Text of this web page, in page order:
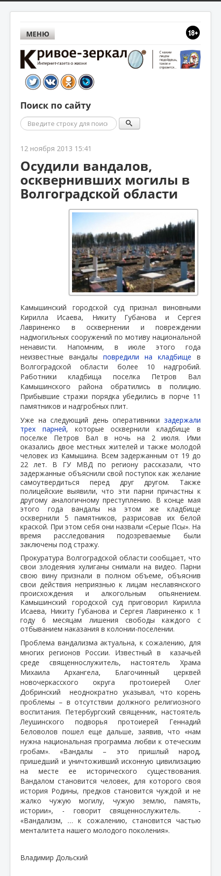
МЕНЮ
Поиск по сайту
Поиск
12 ноября 2013 15:41
Осудили вандалов,
осквернивших могилы в
Волгоградской области
Камышинский городской суд признал виновными
Кирилла Исаева, Никиту Губанова и Сергея
Лавриненко в осквернении и повреждении
надмогильных сооружений по мотиву национальной
ненависти. Напомним, в июле этого года
неизвестные вандалы повредили на кладбище в
Волгоградской области более 10 надгробий.
Работники кладбища поселка Петров Вал
Камышинского района обратились в полицию.
Прибывшие стражи порядка убедились в порче 11
памятников и надгробных плит.
Уже на следующий день оперативники задержали
трех парней, которые осквернили кладбище в
поселке Петров Вал в ночь на 2 июля. Ими
оказались двое местных жителей и также молодой
человек из Камышина. Всем задержанным от 19 до
22 лет. В ГУ МВД по региону рассказали, что
задержанные объяснили свой поступок как желание
самоутвердиться перед друг другом. Также
полицейские выявили, что эти парни причастны к
другому аналогичному преступлению. В конце мая
этого года вандалы на этом же кладбище
осквернили 5 памятников, разрисовав их белой
краской. При этом себя они назвали «Серые Псы». На
время расследования подозреваемые были
заключены под стражу.
Прокуратура Волгоградской области сообщает, что
свои злодеяния хулиганы снимали на видео. Парни
свою вину признали в полном объеме, объяснив
свои действия неприязнью к лицам неславянского
происхождения и алкогольным опьянением.
Камышинский городской суд приговорил Кирилла
Исаева, Никиту Губанова и Сергея Лавриненко к 1
году 6 месяцам лишения свободы каждого с
отбыванием наказания в колонии-поселении.
Проблема вандализма актуальна, к сожалению, для
многих регионов России. Известный в казачьей
среде священнослужитель, настоятель Храма
Михаила Архангела, Благочинный церквей
новочеркасского округа протоиерей Олег
Добринский неоднократно указывал, что корень
проблемы – в отсутствии должного религиозного
воспитания. Петербургский священник, настоятель
Леушинского подворья протоиерей Геннадий
Беловолов пошел еще дальше, заявив, что «нам
нужна национальная программа любви к отеческим
гробам». «Вандалы – это пришлый народ,
пришедший и уничтоживший исконную цивилизацию
на месте ее исторического существования.
Вандалом становится человек, для которого своя
история Родины, предков становится чуждой и не
жалко чужую могилу, чужую землю, память,
истории», - говорит священнослужитель. -
«Вандализм, … к сожалению, становится частью
менталитета нашего молодого поколения».
Владимир Дольский